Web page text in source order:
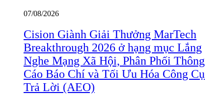
07/08/2026
Cision Giành Giải Thưởng MarTech
Breakthrough 2026 ở hạng mục Lắng
Nghe Mạng Xã Hội, Phân Phối Thông
Cáo Báo Chí và Tối Ưu Hóa Công Cụ
Trả Lời (AEO)